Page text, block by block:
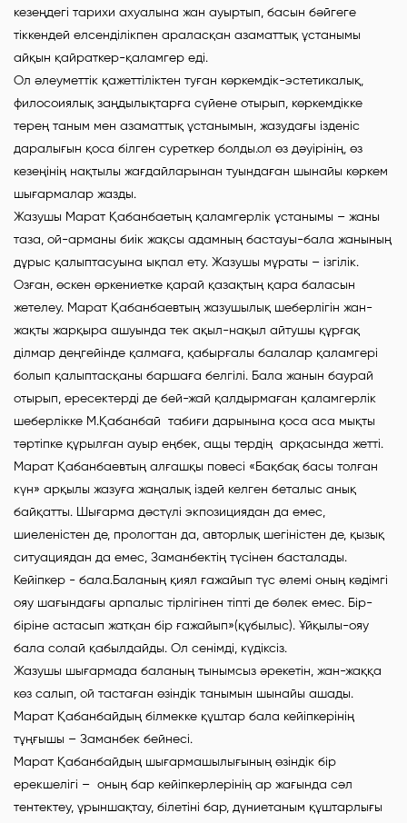
кезеңдегі тарихи ахуалына жан ауыртып, басын бәйгеге
тіккендей елсенділікпен араласқан азаматтық ұстанымы
айқын қайраткер-қаламгер еді.
Ол әлеуметтік қажеттіліктен туған көркемдік-эстетикалық,
филосоиялық заңдылықтарға сүйене отырып, көркемдікке
терең таным мен азаматтық ұстанымын, жазудағы ізденіс
даралығын қоса білген суреткер болды.ол өз дәуірінің, өз
кезеңінің нақтылы жағдайларынан туындаған шынайы көркем
шығармалар жазды.
Жазушы Марат Қабанбаетың қаламгерлік ұстанымы – жаны
таза, ой-арманы биік жақсы адамның бастауы-бала жанының
дұрыс қалыптасуына ықпал ету. Жазушы мұраты – ізгілік.
Озған, өскен өркениетке қарай қазақтың қара баласын
жетелеу. Марат Қабанбаевтың жазушылық шеберлігін жан-
жақты жарқыра ашуында тек ақыл-нақыл айтушы құрғақ
ділмар деңгейінде қалмаға, қабырғалы балалар қаламгері
болып қалыптасқаны баршаға белгілі. Бала жанын баурай
отырып, ересектерді де бей-жай қалдырмаған қаламгерлік
шеберлікке М.Қабанбай табиғи дарынына қоса аса мықты
тәртіпке құрылған ауыр еңбек, ащы тердің арқасында жетті.
Марат Қабанбаевтың алғашқы повесі «Бақбақ басы толған
күн» арқылы жазуға жаңалық іздей келген беталыс анық
байқатты. Шығарма дәстүлі экпозициядан да емес,
шиеленістен де, прологтан да, авторлық шегіністен де, қызық
ситуациядан да емес, Заманбектің түсінен басталады.
Кейіпкер - бала.Баланың қиял ғажайып түс әлемі оның кәдімгі
ояу шағындағы арпалыс тірлігінен тіпті де бөлек емес. Бір-
біріне астасып жатқан бір ғажайып»(құбылыс). Ұйқылы-ояу
бала солай қабылдайды. Ол сенімді, күдіксіз.
Жазушы шығармада баланың тынымсыз әрекетін, жан-жаққа
көз салып, ой тастаған өзіндік танымын шынайы ашады.
Марат Қабанбайдың білмекке құштар бала кейіпкерінің
тұңғышы – Заманбек бейнесі.
Марат Қабанбайдың шығармашылығының өзіндік бір
ерекшелігі – оның бар кейіпкерлерінің ар жағында сәл
тентектеу, ұрыншақтау, білетіні бар, дүниетаным құштарлығы